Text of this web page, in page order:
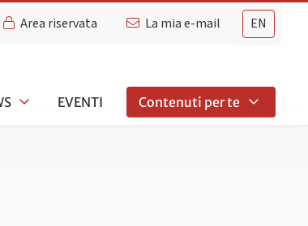
EN
Area riservata La mia e-mail
EVENTI Contenuti per te